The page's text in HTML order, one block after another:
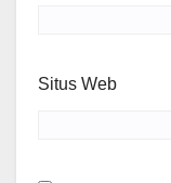
Situs Web